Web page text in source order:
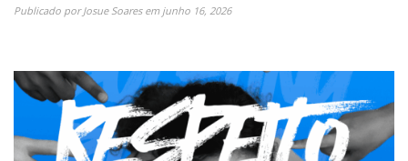
Publicado porJosue Soaresem junho 16, 2026